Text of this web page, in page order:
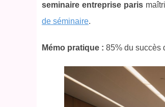
seminaire entreprise paris
de séminaire.
Mémo pratique : 85% du succès